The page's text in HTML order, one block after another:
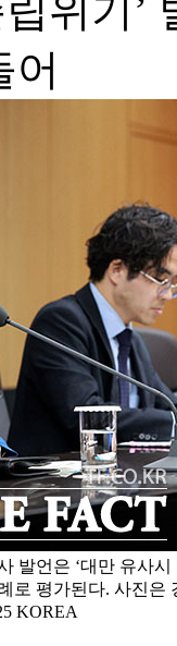
위기’
어
발언은 ‘대만 유사
로 평가된다. 사진은
KOREA